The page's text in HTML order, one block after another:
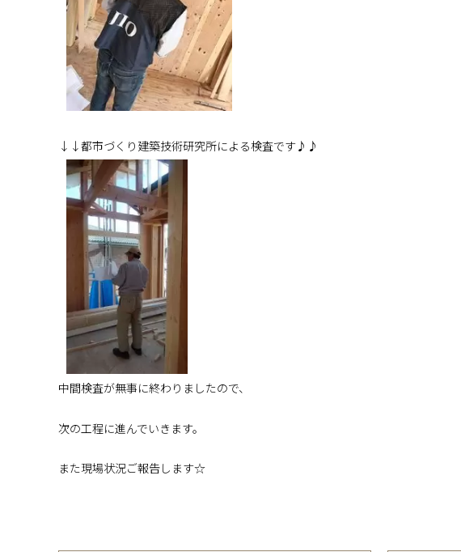
↓↓都市づくり建築技術研究所による検査です♪♪
中間検査が無事に終わりましたので、
次の工程に進んでいきます。
また現場状況ご報告します☆